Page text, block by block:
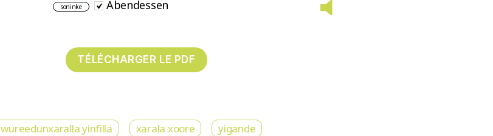
soninke Abendessen
wureedunxaralla yinfilla xarala xoore yigande